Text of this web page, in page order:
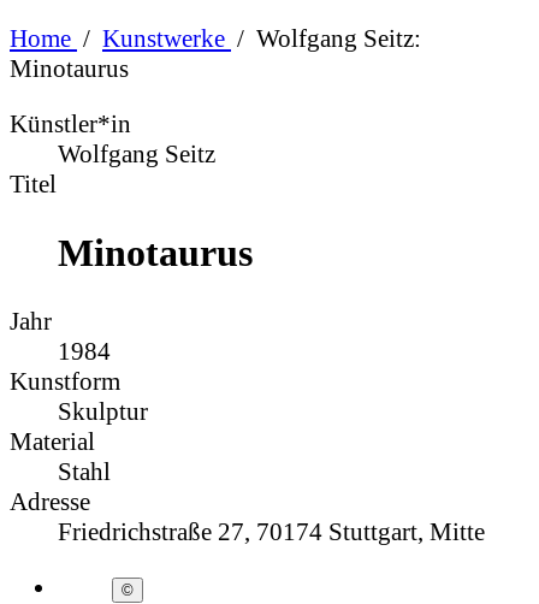
Home / Kunstwerke / Wolfgang Seitz:
Minotaurus
Künstler*in
Wolfgang Seitz
Titel
Minotaurus
Jahr
1984
Kunstform
Skulptur
Material
Stahl
Adresse
Friedrichstraße 27, 70174 Stuttgart, Mitte
©